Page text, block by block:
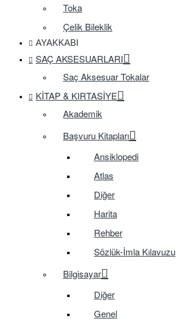
Toka
Çelik Bileklik
AYAKKABI
SAÇ AKSESUARLARI
Saç Aksesuar Tokalar
KITAP & KIRTASIYE
Akademik
Başvuru Kitapları
Ansiklopedi
Atlas
Diğer
Harita
Rehber
Sözlük-İmla Kılavuzu
Bilgisayar
Diğer
Genel